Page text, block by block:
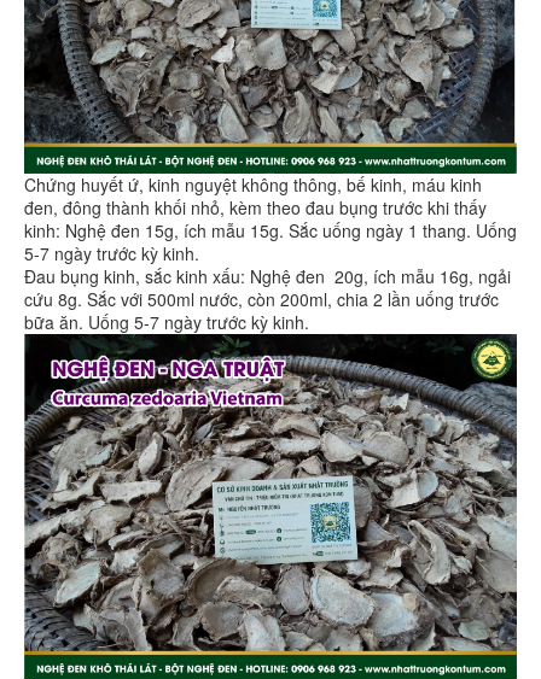
Chứng huyết ứ, kinh nguyệt không thông, bế kinh, máu kinh
đen, đông thành khối nhỏ, kèm theo đau bụng trước khi thấy
kinh: Nghệ đen 15g, ích mẫu 15g. Sắc uống ngày 1 thang. Uống
5-7 ngày trước kỳ kinh.
Đau bụng kinh, sắc kinh xấu: Nghệ đen 20g, ích mẫu 16g, ngải
cứu 8g. Sắc với 500ml nước, còn 200ml, chia 2 lần uống trước
bữa ăn. Uống 5-7 ngày trước kỳ kinh.